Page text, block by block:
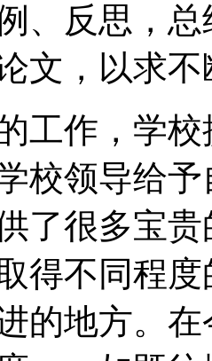
、反思，
文，以求
工作，学
校领导给
了很多宝
得不同程
的地方。